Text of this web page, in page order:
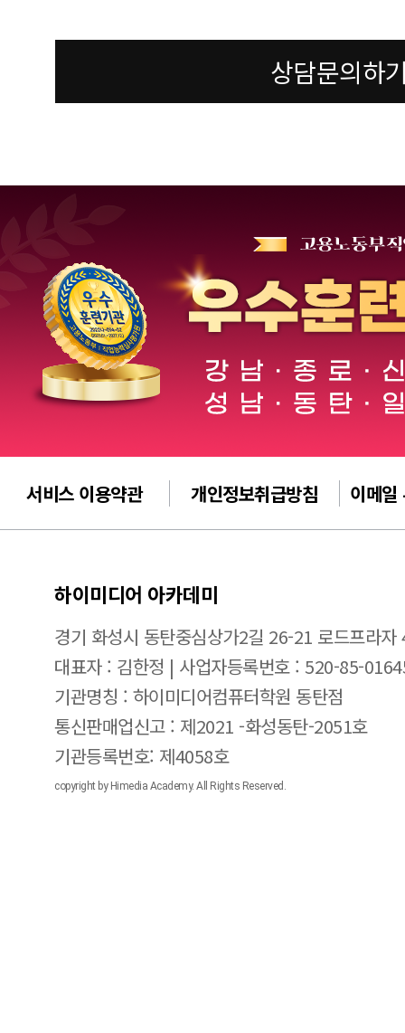
상담문의하
서비스 이용약관 개인정보취급방침 이메일
하이미디어 아카데미
경기 화성시 동탄중심상가2길 26-21 로드프라자
대표자 : 김한정 | 사업자등록번호 : 520-85-
기관명칭 : 하이미디어컴퓨터학원 동탄점
통신판매업신고 : 제2021 -화성동탄-2051호
기관등록번호: 제4058호
copyright by Himedia Academy. All Rights Reserved.